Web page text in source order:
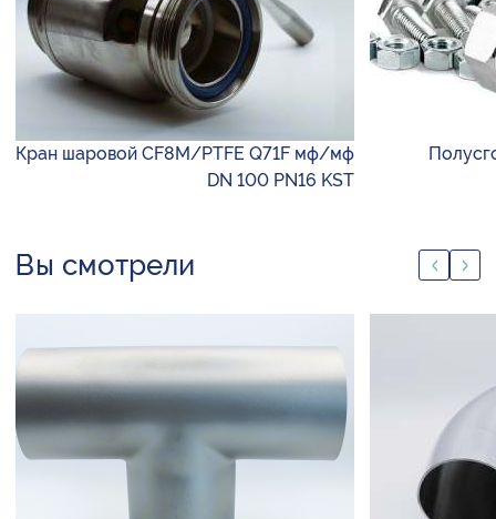
Кран шаровой CF8M/PTFE Q71F мф/мф
DN 100 PN16 KST
Вы смотрели